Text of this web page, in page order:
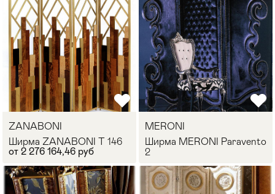
ZANABONI
Ширма ZANABONI T 146
от 2 276 164,46 руб
MERONI
Ширма MERONI Paravento
2